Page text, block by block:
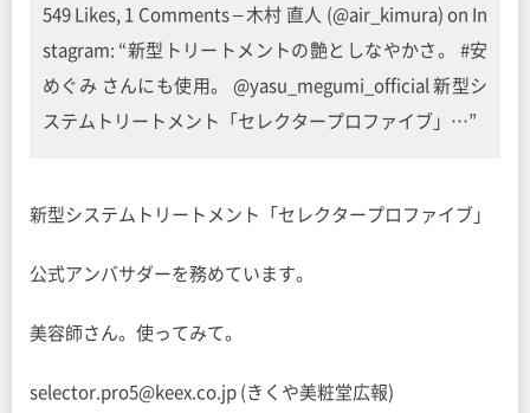
549 Likes, 1 Comments – 木村 直人 (@air_kimura) on In
stagram: “新型トリートメントの艶としなやかさ。 #安
めぐみ さんにも使用。 @yasu_megumi_official 新型シ
ステムトリートメント「セレクタープロファイブ」…”
新型システムトリートメント「セレクタープロファイブ」
公式アンバサダーを務めています。
美容師さん。使ってみて。
selector.pro5@keex.co.jp (きくや美粧堂広報)